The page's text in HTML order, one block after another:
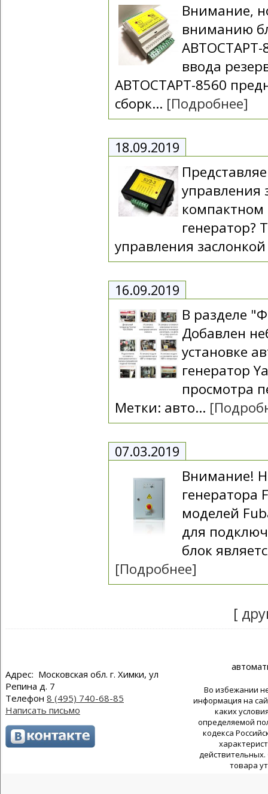
Внимание,
вниманию
АВТОСТАРТ-
ввода
АВТОСТАРТ-8560
сборк... [Подробнее]
18.09.2019
управления
компактном
генератор?
управления
16.09.2019
В разделе
Добавлен
установке
генератор
просмотра
Метки: авто...
07.03.2019
Внимание!
генератора
моделей
для
блок
[Подробнее]
[
Адрес: Московская обл. г. Химки, ул
Репина д. 7
Телефон 8 (495) 740-68-85
Написать письмо
Во избежании
информация на
каких
определяемой
кодекса
действительных.
товара